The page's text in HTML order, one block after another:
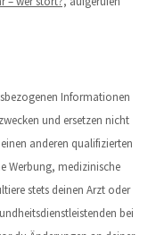
Informationen
und ersetzen nicht
anderen qualifizierten
Werbung, medizinische
stets deinen Arzt oder
bei